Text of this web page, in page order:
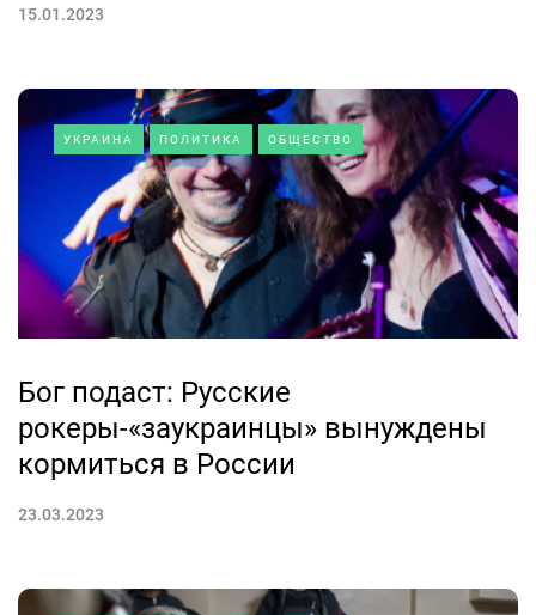
15.01.2023
УКРАИНА ПОЛИТИКА ОБЩЕСТВО
Бог подаст: Русские
рокеры-«заукраинцы» вынуждены
кормиться в России
23.03.2023